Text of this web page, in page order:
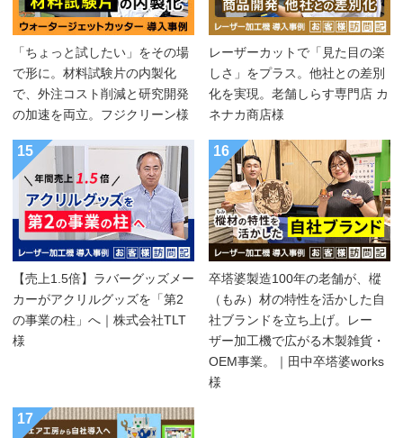
「ちょっと試したい」をその場
で形に。材料試験片の内製化
で、外注コスト削減と研究開発
の加速を両立。フジクリーン様
レーザーカットで「見た目の楽
しさ」をプラス。他社との差別
化を実現。老舗しらす専門店 カ
ネナカ商店様
15
【売上1.5倍】ラバーグッズメー
カーがアクリルグッズを「第2
の事業の柱」へ｜株式会社TLT
様
16
卒塔婆製造100年の老舗が、樅
（もみ）材の特性を活かした自
社ブランドを立ち上げ。レー
ザー加工機で広がる木製雑貨・
OEM事業。｜田中卒塔婆works
様
17